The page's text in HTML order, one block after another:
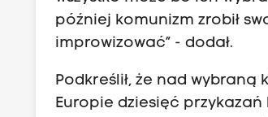
później komunizm zrobił
improwizować” - dodał.
Podkreślił, że nad wybraną
Europie dziesięć